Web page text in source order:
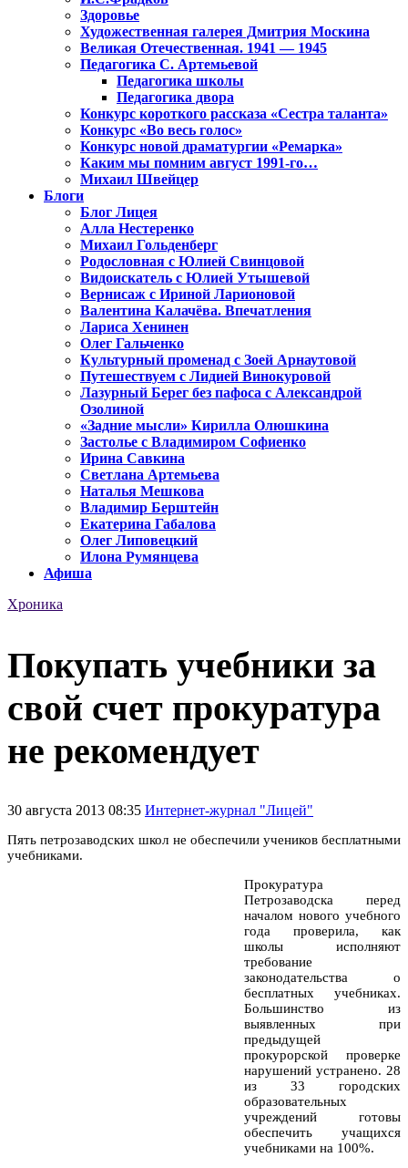
Здоровье
Художественная галерея Дмитрия Москина
Великая Отечественная. 1941 — 1945
Педагогика С. Артемьевой
Педагогика школы
Педагогика двора
Конкурс короткого рассказа «Сестра таланта»
Конкурс «Во весь голос»
Конкурс новой драматургии «Ремарка»
Каким мы помним август 1991-го…
Михаил Швейцер
Блоги
Блог Лицея
Алла Нестеренко
Михаил Гольденберг
Родословная с Юлией Свинцовой
Видоискатель с Юлией Утышевой
Вернисаж с Ириной Ларионовой
Валентина Калачёва. Впечатления
Лариса Хенинен
Олег Гальченко
Культурный променад с Зоей Арнаутовой
Путешествуем с Лидией Винокуровой
Лазурный Берег без пафоса с Александрой
Озолиной
«Задние мысли» Кирилла Олюшкина
Застолье с Владимиром Софиенко
Ирина Савкина
Светлана Артемьева
Наталья Мешкова
Владимир Берштейн
Екатерина Габалова
Олег Липовецкий
Илона Румянцева
Афиша
Хроника
Покупать учебники за
свой счет прокуратура
не рекомендует
30 августа 2013 08:35 Интернет-журнал "Лицей"
Пять петрозаводских школ не обеспечили учеников бесплатными
учебниками.
Прокуратура
Петрозаводска перед
началом нового учебного
года проверила, как
школы исполняют
требование
законодательства о
бесплатных учебниках.
Большинство из
выявленных при
предыдущей
прокурорской проверке
нарушений устранено. 28
из 33 городских
образовательных
учреждений готовы
обеспечить учащихся
учебниками на 100%.